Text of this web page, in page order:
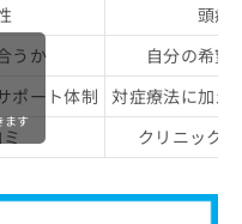
頭痛
うか
自分の希望
ポート体制
対症療法に加え
クリニック
ます